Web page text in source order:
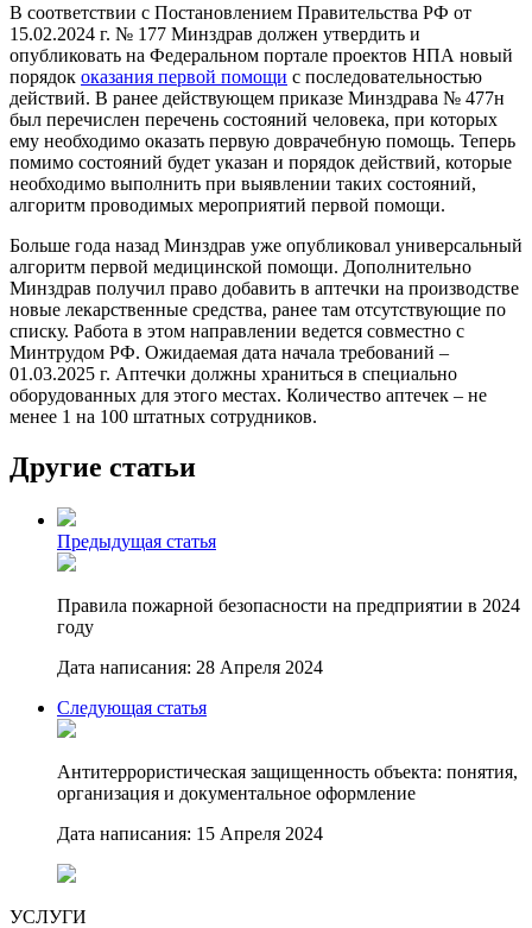
В соответствии с Постановлением Правительства РФ от
15.02.2024 г. № 177 Минздрав должен утвердить и
опубликовать на Федеральном портале проектов НПА новый
порядок оказания первой помощи с последовательностью
действий. В ранее действующем приказе Минздрава № 477н
был перечислен перечень состояний человека, при которых
ему необходимо оказать первую доврачебную помощь. Теперь
помимо состояний будет указан и порядок действий, которые
необходимо выполнить при выявлении таких состояний,
алгоритм проводимых мероприятий первой помощи.
Больше года назад Минздрав уже опубликовал универсальный
алгоритм первой медицинской помощи. Дополнительно
Минздрав получил право добавить в аптечки на производстве
новые лекарственные средства, ранее там отсутствующие по
списку. Работа в этом направлении ведется совместно с
Минтрудом РФ. Ожидаемая дата начала требований –
01.03.2025 г. Аптечки должны храниться в специально
оборудованных для этого местах. Количество аптечек – не
менее 1 на 100 штатных сотрудников.
Другие статьи
Предыдущая статья
Правила пожарной безопасности на предприятии в 2024
году
Дата написания: 28 Апреля 2024
Следующая статья
Антитеррористическая защищенность объекта: понятия,
организация и документальное оформление
Дата написания: 15 Апреля 2024
УСЛУГИ